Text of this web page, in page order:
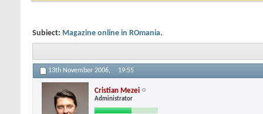
Subiect: Magazine online in ROmania.
13th November 2006, 19:55
Cristian Mezei
Administrator